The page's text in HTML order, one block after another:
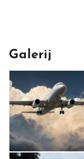
Galerij